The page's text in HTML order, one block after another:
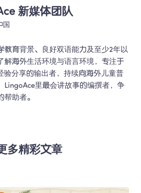
新媒体团队
国
教育背景、良好双语能力及至少2年以
解海外生活环境与语言环境，专注于
验分享的输出者，持续向海外儿童普
LingoAce里最会讲故事的编撰者，争
帮助者。
多精彩文章